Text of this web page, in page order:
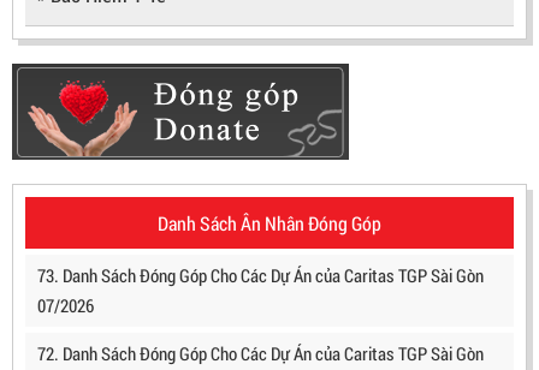
Danh Sách Ân Nhân Đóng Góp
73. Danh Sách Đóng Góp Cho Các Dự Án của Caritas TGP Sài Gòn
07/2026
72. Danh Sách Đóng Góp Cho Các Dự Án của Caritas TGP Sài Gòn